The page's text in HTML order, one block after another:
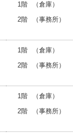
1階 （倉庫）
2階
（事務所）
1階 （倉庫）
2階
（事務所）
1階 （倉庫）
2階
（事務所）